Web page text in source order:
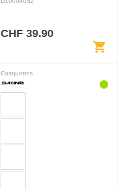
CHF 39.90
shopping_cart
Casquettes